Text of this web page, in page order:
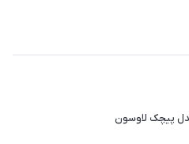
پیچک لاوسون